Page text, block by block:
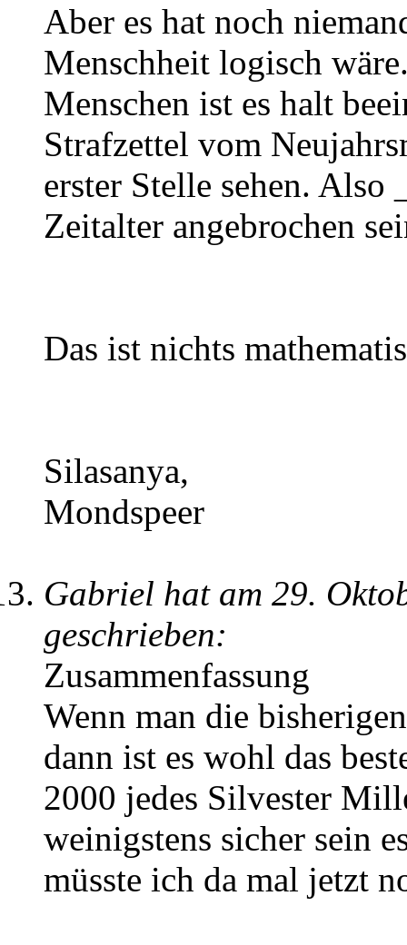
Aber es hat noch
Menschheit logisch
Menschen ist es halt
Strafzettel vom
erster Stelle sehen. Also
Zeitalter angebrochen
Das ist nichts
Silasanya,
Mondspeer
Gabriel hat am 29.
geschrieben:
Zusammenfassung
Wenn man die
dann ist es wohl das
2000 jedes Silvester
weinigstens sicher sein
müsste ich da mal jetzt